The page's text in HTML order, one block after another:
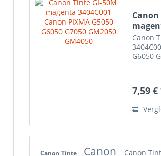
Canon
Canon
G6050
7,59
Canon Tinte Canon Canon